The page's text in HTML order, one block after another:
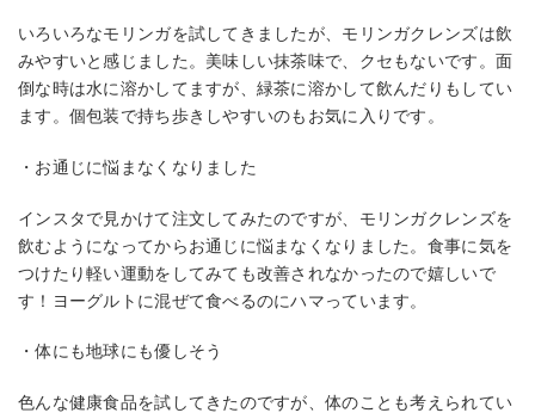
いろいろなモリンガを試してきましたが、モリンガクレンズは飲
みやすいと感じました。美味しい抹茶味で、クセもないです。面
倒な時は水に溶かしてますが、緑茶に溶かして飲んだりもしてい
ます。個包装で持ち歩きしやすいのもお気に入りです。
・お通じに悩まなくなりました
インスタで見かけて注文してみたのですが、モリンガクレンズを
飲むようになってからお通じに悩まなくなりました。食事に気を
つけたり軽い運動をしてみても改善されなかったので嬉しいで
す！ヨーグルトに混ぜて食べるのにハマっています。
・体にも地球にも優しそう
色んな健康食品を試してきたのですが、体のことも考えられてい